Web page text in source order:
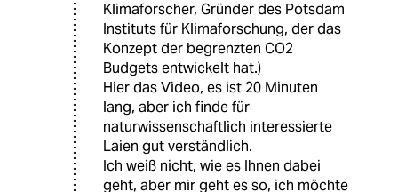
Klimaforscher, Gründer des Potsdam
Instituts für Klimaforschung, der das
Konzept der begrenzten CO2
Budgets entwickelt hat.)
Hier das Video, es ist 20 Minuten
lang, aber ich finde für
naturwissenschaftlich interessierte
Laien gut verständlich.
Ich weiß nicht, wie es Ihnen dabei
geht, aber mir geht es so, ich möchte